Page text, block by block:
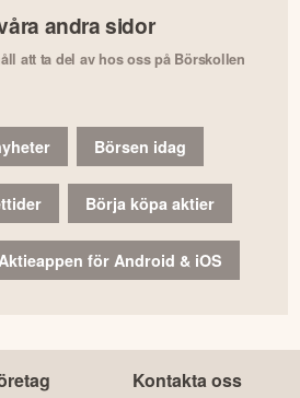
andra sidor
att ta del av hos oss på Börskollen
Börsen idag
Börja köpa aktier
Aktieappen för Android & iOS
Kontakta oss